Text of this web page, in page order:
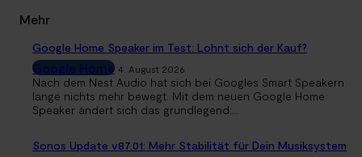
Mehr
Google Home Speaker im Test: Lohnt sich der Kauf?
Google Home 4. August 2026
Nach dem Nest Audio hat sich bei Googles Smart Speakern
lange nichts mehr bewegt. Mit dem neuen Google Home
Speaker ändert sich das grundlegend:...
Sonos Update v87.01: Mehr Stabilität für Dein Musiksystem